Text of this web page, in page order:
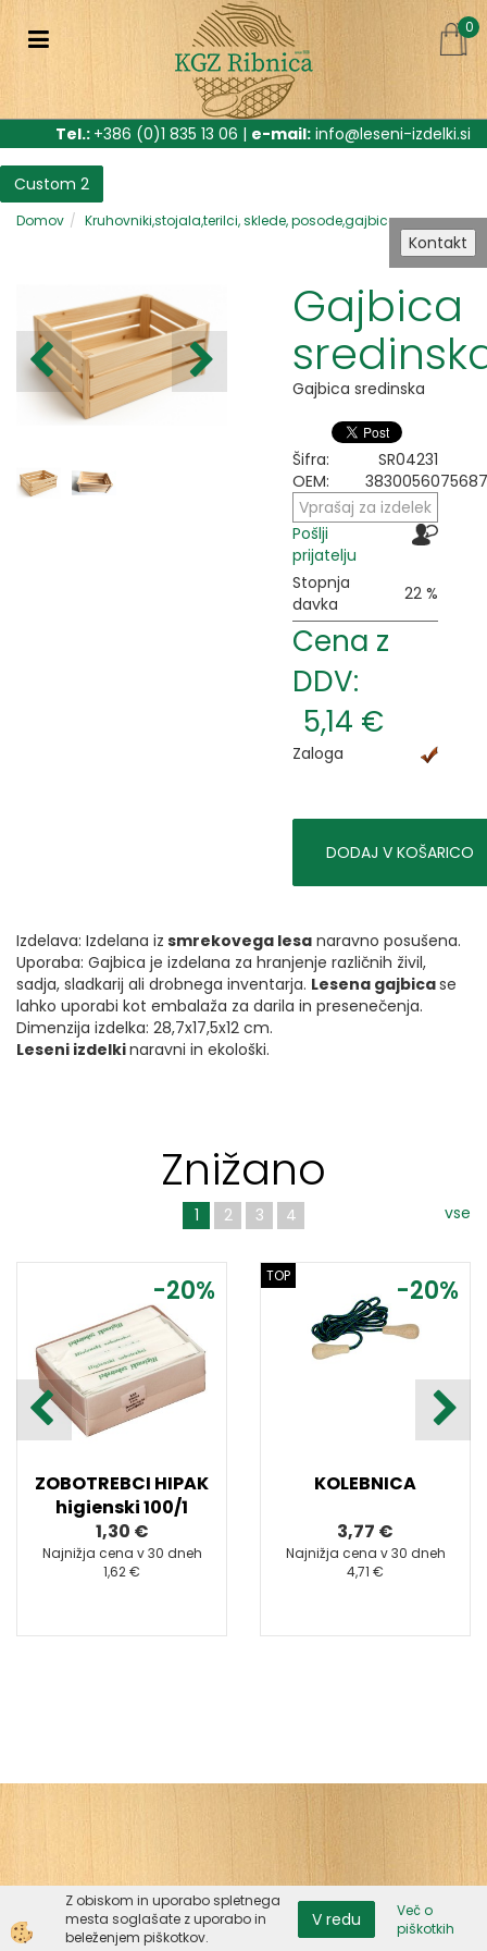
Kontakt
0
Tel.: +386 (0)1 835 13 06 | e-mail: info@leseni-izdelki.si
Custom 2
Domov Kruhovniki,stojala,terilci, sklede, posode,gajbice
Gajbica
Gajbica sredinska
Šifra:
SR04231
OEM:
3830056075687
Vprašaj za izdelek
Pošlji
prijatelju
Stopnja
davka
22 %
Cena z
DDV:
5,14 €
Zaloga
DODAJ V KOŠARICO
Izdelava: Izdelana iz smrekovega lesa naravno posušena.
Uporaba: Gajbica je izdelana za hranjenje različnih živil,
sadja, sladkarij ali drobnega inventarja. Lesena gajbicase
lahko uporabi kot embalaža za darila in presenečenja.
Dimenzija izdelka: 28,7x17,5x12 cm.
Leseni izdelkinaravni in ekološki.
Znižano
vse
1 2 3 4
-20%
ZOBOTREBCI HIPAK
higienski 100/1
1,30 €
Najnižja cena v 30 dneh
1,62 €
-20%
TOP
KOLEBNICA
3,77 €
Najnižja cena v 30 dneh
4,71 €
Izdelava spletne trgovine
Z obiskom in uporabo spletnega
mesta soglašate z uporabo in
beleženjem piškotkov.
V redu
Več o
piškotkih